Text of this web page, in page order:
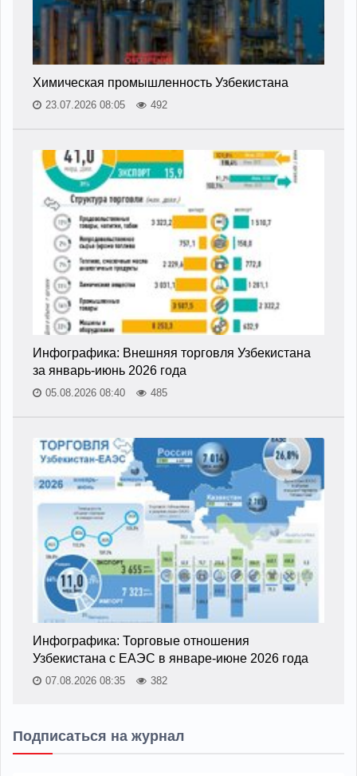
Химическая промышленность Узбекистана
23.07.2026 08:05 492
Инфографика: Внешняя торговля Узбекистана
за январь-июнь 2026 года
05.08.2026 08:40 485
Инфографика: Торговые отношения
Узбекистана с ЕАЭС в январе-июне 2026 года
07.08.2026 08:35 382
Подписаться на журнал